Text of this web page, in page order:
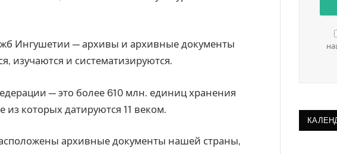
Ингушетии — архивы и архивные документы
изучаются и систематизируются.
— это более 610 млн. единиц хранения
которых датируются 11 веком.
архивные документы нашей страны,